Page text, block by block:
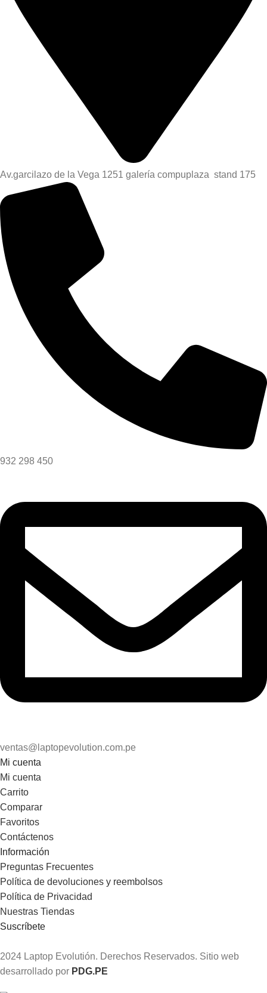
Av.garcilazo de la Vega 1251 galería compuplaza stand 175
932 298 450
ventas@laptopevolution.com.pe
Mi cuenta
Mi cuenta
Carrito
Comparar
Favoritos
Contáctenos
Información
Preguntas Frecuentes
Política de devoluciones y reembolsos
Política de Privacidad
Nuestras Tiendas
Suscríbete
2024 Laptop Evolutión. Derechos Reservados. Sitio web
desarrollado por PDG.PE